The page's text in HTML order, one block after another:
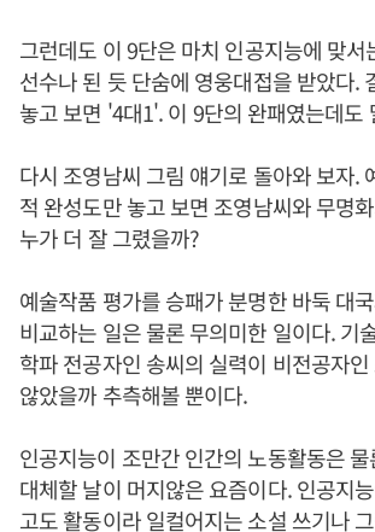
그런데도 이 9단은 마치 인공지능에 맞서
선수나 된 듯 단숨에 영웅대접을 받았다.
놓고 보면 '4대1'. 이 9단의 완패였는데도
다시 조영남씨 그림 얘기로 돌아와 보자.
적 완성도만 놓고 보면 조영남씨와 무명
누가 더 잘 그렸을까?
예술작품 평가를 승패가 분명한 바둑 대
비교하는 일은 물론 무의미한 일이다. 기
학파 전공자인 송씨의 실력이 비전공자
않았을까 추측해볼 뿐이다.
인공지능이 조만간 인간의 노동활동은
대체할 날이 머지않은 요즘이다. 인공지
고도 활동이라 일컬어지는 소설 쓰기나